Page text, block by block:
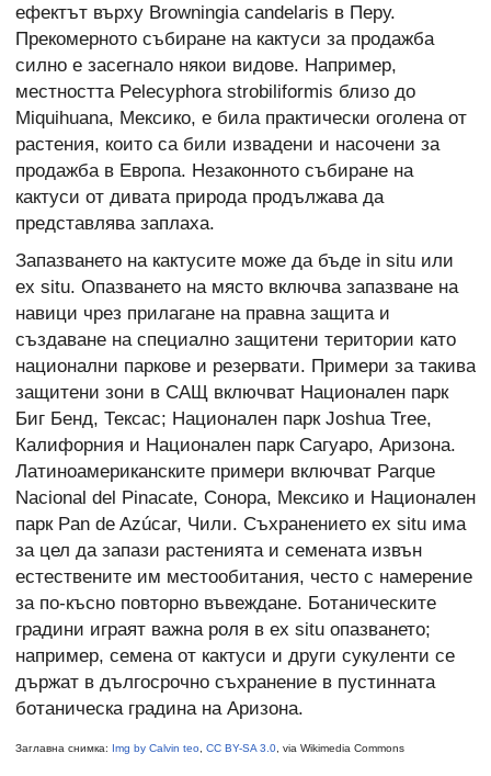
ефектът върху Browningia candelaris в Перу.
Прекомерното събиране на кактуси за продажба
силно е засегнало някои видове. Например,
местността Pelecyphora strobiliformis близо до
Miquihuana, Мексико, е била практически оголена от
растения, които са били извадени и насочени за
продажба в Европа. Незаконното събиране на
кактуси от дивата природа продължава да
представлява заплаха.
Запазването на кактусите може да бъде in situ или
ex situ. Опазването на място включва запазване на
навици чрез прилагане на правна защита и
създаване на специално защитени територии като
национални паркове и резервати. Примери за такива
защитени зони в САЩ включват Национален парк
Биг Бенд, Тексас; Национален парк Joshua Tree,
Калифорния и Национален парк Сагуаро, Аризона.
Латиноамериканските примери включват Parque
Nacional del Pinacate, Сонора, Мексико и Национален
парк Pan de Azúcar, Чили. Съхранението ex situ има
за цел да запази растенията и семената извън
естествените им местообитания, често с намерение
за по-късно повторно въвеждане. Ботаническите
градини играят важна роля в ex situ опазването;
например, семена от кактуси и други сукуленти се
държат в дългосрочно съхранение в пустинната
ботаническа градина на Аризона.
Заглавна снимка: Img by Calvin teo, CC BY-SA 3.0, via Wikimedia Commons